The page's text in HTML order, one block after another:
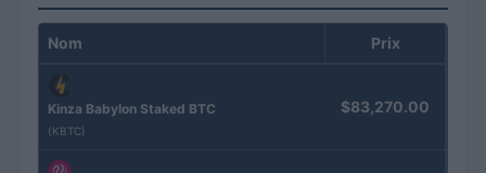
Nom Prix
Kinza Babylon Staked BTC
(KBTC)
$83,270.00